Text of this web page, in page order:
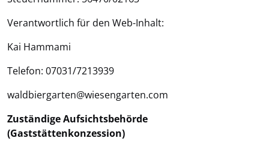
Verantwortlich für den Web-Inhalt:
Kai Hammami
Telefon: 07031/7213939
waldbiergarten@wiesengarten.com
Zuständige Aufsichtsbehörde
(Gaststättenkonzession)